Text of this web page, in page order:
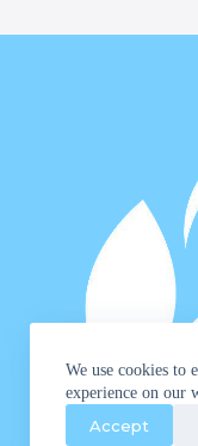
We use cookies to
experience on our
Accept